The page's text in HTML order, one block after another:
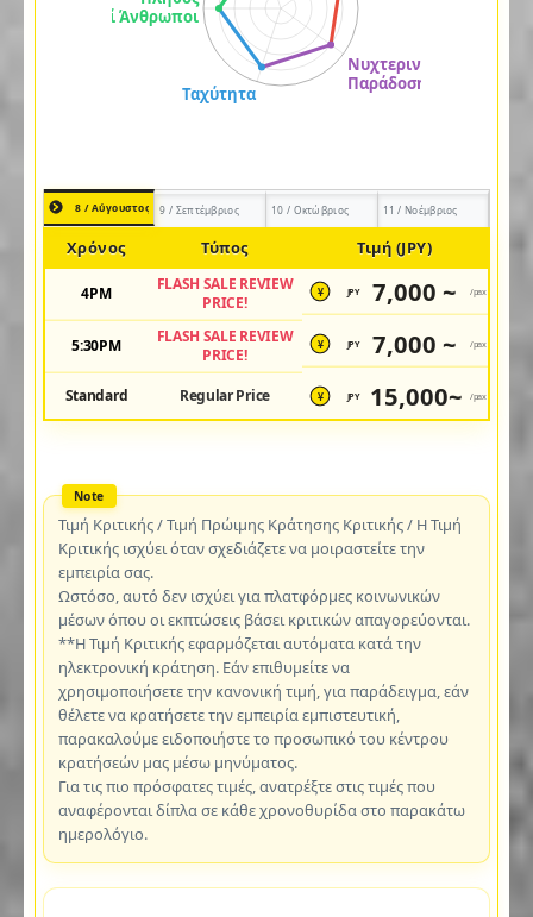
8 / Αύγουστος 9 / Σεπτέμβριος 10 / Οκτώβριος 11 / Νοέμβριος
Χρόνος Τύπος Τιμή (JPY)
4PM
FLASH SALE REVIEW
PRICE!
¥ JPY 7,000 ~ /pax
5:30PM
FLASH SALE REVIEW
PRICE!
¥ JPY 7,000 ~ /pax
Standard Regular Price ¥ JPY 15,000~ /pax
Τιμή Κριτικής / Τιμή Πρώιμης Κράτησης Κριτικής / Η Τιμή
Κριτικής ισχύει όταν σχεδιάζετε να μοιραστείτε την
εμπειρία σας.
Ωστόσο, αυτό δεν ισχύει για πλατφόρμες κοινωνικών
μέσων όπου οι εκπτώσεις βάσει κριτικών απαγορεύονται.
**Η Τιμή Κριτικής εφαρμόζεται αυτόματα κατά την
ηλεκτρονική κράτηση. Εάν επιθυμείτε να
χρησιμοποιήσετε την κανονική τιμή, για παράδειγμα, εάν
θέλετε να κρατήσετε την εμπειρία εμπιστευτική,
παρακαλούμε ειδοποιήστε το προσωπικό του κέντρου
κρατήσεών μας μέσω μηνύματος.
Για τις πιο πρόσφατες τιμές, ανατρέξτε στις τιμές που
αναφέρονται δίπλα σε κάθε χρονοθυρίδα στο παρακάτω
ημερολόγιο.